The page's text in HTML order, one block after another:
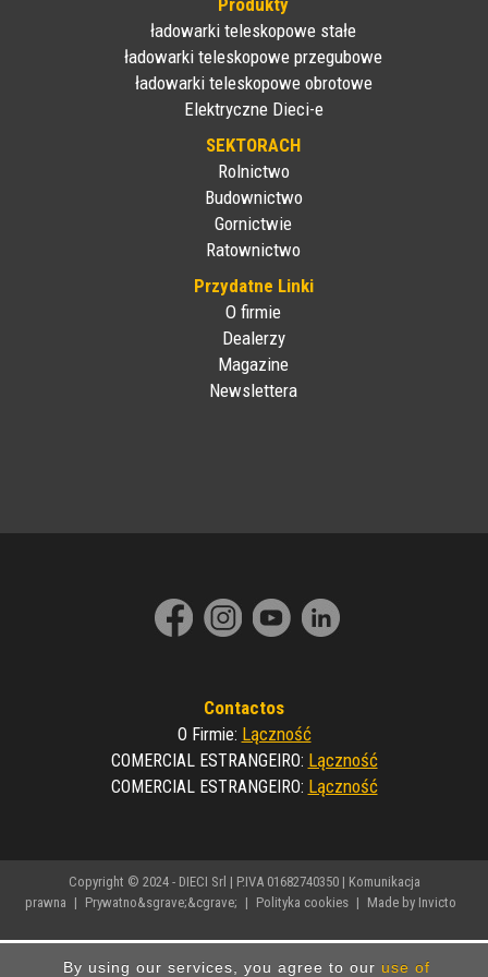
By using our services, you agree to our use of
Produkty
ładowarki teleskopowe stałe
ładowarki teleskopowe przegubowe
ładowarki teleskopowe obrotowe
Elektryczne Dieci-e
SEKTORACH
Rolnictwo
Budownictwo
Gornictwie
Ratownictwo
Przydatne Linki
O firmie
Dealerzy
Magazine
Newslettera
Contactos
O Firmie: Lączność
COMERCIAL ESTRANGEIRO: Lączność
COMERCIAL ESTRANGEIRO: Lączność
Copyright © 2024 - DIECI Srl | P.IVA 01682740350 | Komunikacja
prawna | Prywatno&sgrave;&cgrave; | Polityka cookies | Made by Invicto